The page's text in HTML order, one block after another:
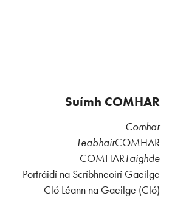
Suímh COMHAR
Comhar
LeabhairCOMHAR
COMHARTaighde
Portráidí na Scríbhneoirí Gaeilge
Cló Léann na Gaeilge (Cló)